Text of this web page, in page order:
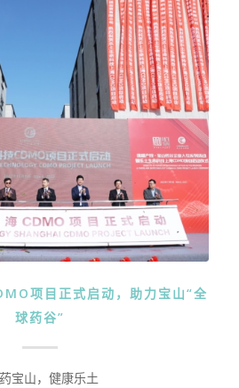
项目正式启动，助力宝山“全
球药谷”
宝山，健康乐土